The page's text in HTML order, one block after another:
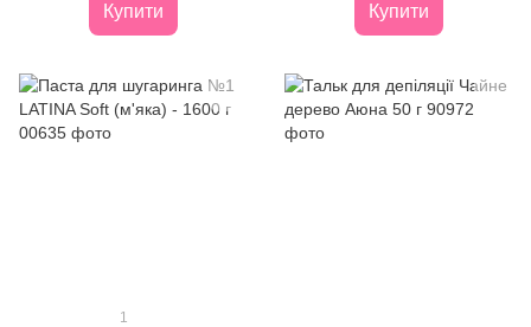
Купити Купити
1